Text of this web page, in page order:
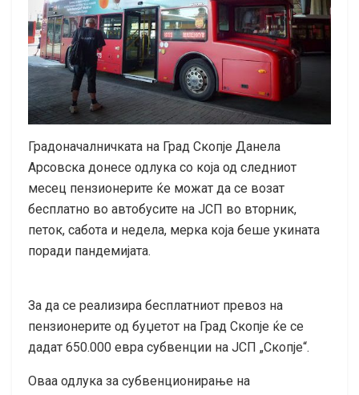
Градоначалничката на Град Скопје Данела
Арсовска донесе одлука со која од следниот
месец пензионерите ќе можат да се возат
бесплатно во автобусите на ЈСП во вторник,
петок, сабота и недела, мерка која беше укината
поради пандемијата.
За да се реализира бесплатниот превоз на
пензионерите од буџетот на Град Скопје ќе се
дадат 650.000 евра субвенции на ЈСП „Скопје“.
Оваа одлука за субвенционирање на